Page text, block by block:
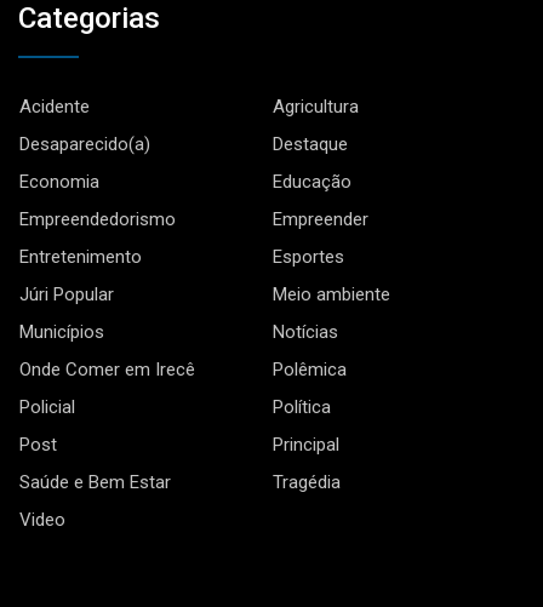
Categorias
Acidente
Agricultura
Desaparecido(a)
Destaque
Economia
Educação
Empreendedorismo
Empreender
Entretenimento
Esportes
Júri Popular
Meio ambiente
Municípios
Notícias
Onde Comer em Irecê
Polêmica
Policial
Política
Post
Principal
Saúde e Bem Estar
Tragédia
Video